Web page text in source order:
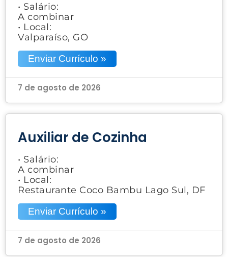
• Salário:
A combinar
• Local:
Valparaíso, GO
Enviar Currículo »
7 de agosto de 2026
Auxiliar de Cozinha
• Salário:
A combinar
• Local:
Restaurante Coco Bambu Lago Sul, DF
Enviar Currículo »
7 de agosto de 2026